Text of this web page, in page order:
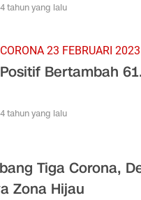
4 tahun yang lalu
23 FEBRUARI 2023
Bertambah
4 tahun yang lalu
Tiga Corona,
Zona Hijau